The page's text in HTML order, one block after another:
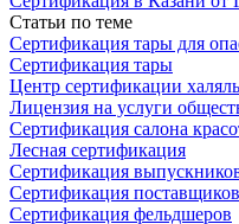
Статьи по теме
Сертификация тары для
Сертификация тары
Центр сертификации
Лицензия на услуги
Сертификация салона
Лесная сертификация
Сертификация
Сертификация поставщиков
Сертификация фельдшеров